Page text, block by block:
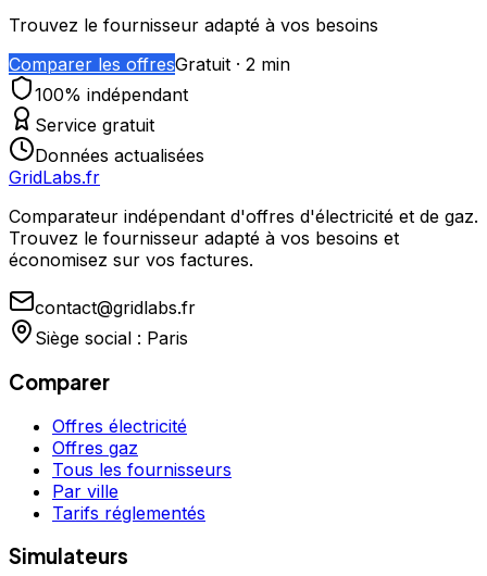
Trouvez le fournisseur adapté à vos besoins
Comparer les offresGratuit · 2 min
100% indépendant
Service gratuit
Données actualisées
GridLabs.fr
Comparateur indépendant d'offres d'électricité et de gaz.
Trouvez le fournisseur adapté à vos besoins et
économisez sur vos factures.
contact@gridlabs.fr
Siège social : Paris
Comparer
Offres électricité
Offres gaz
Tous les fournisseurs
Par ville
Tarifs réglementés
Simulateurs